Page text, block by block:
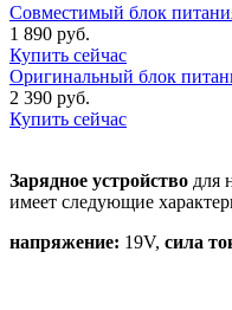
Совместимый блок
1 890 руб.
Купить сейчас
Оригинальный блок
2 390 руб.
Купить сейчас
Зарядное устройство для
имеет следующие
напряжение: 19V, сила